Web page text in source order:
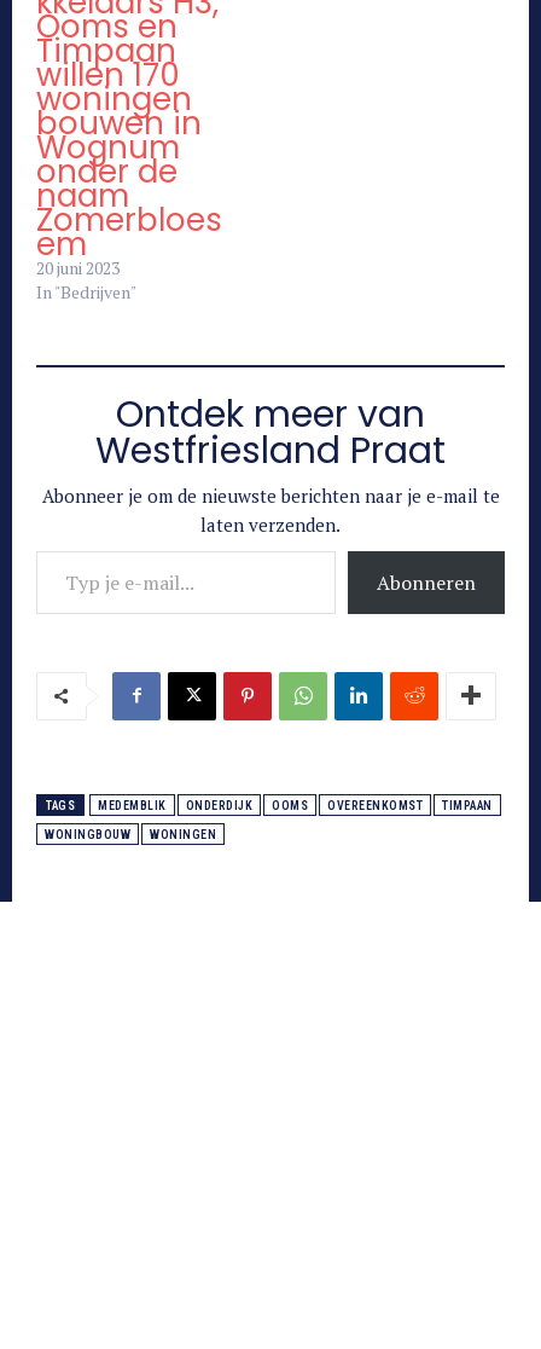
Ooms en
Timpaan
willen 170
woningen
bouwen in
Wognum
onder de
naam
Zomerbloes
em
20 juni 2023
In "Bedrijven"
Ontdek meer van
Westfriesland Praat
Abonneer je om de nieuwste berichten naar je e-mail te
laten verzenden.
Typ je e-mail...
Abonneren
TAGS MEDEMBLIK ONDERDIJK OOMS OVEREENKOMST TIMPAAN
WONINGBOUW WONINGEN